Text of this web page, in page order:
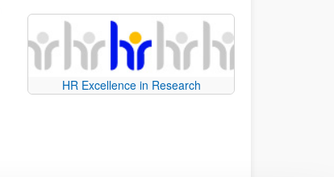
HR Excellence in Research